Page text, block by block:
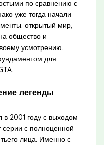
по сравнению с
уже тогда начали
открытый мир,
общество и
усмотрению.
для
легенды
2001 году с выходом
серии с полноценной
лица. Именно с